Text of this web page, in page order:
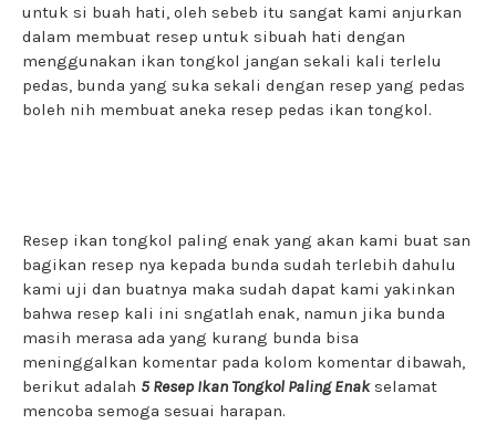
untuk si buah hati, oleh sebeb itu sangat kami anjurkan
dalam membuat resep untuk sibuah hati dengan
menggunakan ikan tongkol jangan sekali kali terlelu
pedas, bunda yang suka sekali dengan resep yang pedas
boleh nih membuat aneka resep pedas ikan tongkol.
Resep ikan tongkol paling enak yang akan kami buat san
bagikan resep nya kepada bunda sudah terlebih dahulu
kami uji dan buatnya maka sudah dapat kami yakinkan
bahwa resep kali ini sngatlah enak, namun jika bunda
masih merasa ada yang kurang bunda bisa
meninggalkan komentar pada kolom komentar dibawah,
berikut adalah 5 Resep Ikan Tongkol Paling Enakselamat
mencoba semoga sesuai harapan.